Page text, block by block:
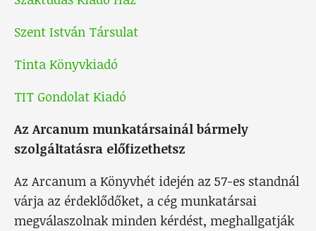
Szent István Társulat
Tinta Könyvkiadó
TIT Gondolat Kiadó
Az Arcanum munkatársainál bármely
szolgáltatásra előfizethetsz
Az Arcanum a Könyvhét idején az 57-es standnál
várja az érdeklődőket, a cég munkatársai
megválaszolnak minden kérdést, meghallgatják